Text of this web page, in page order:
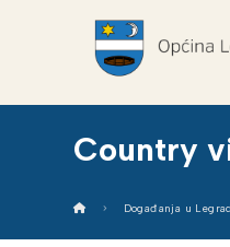
Country
Događanja u